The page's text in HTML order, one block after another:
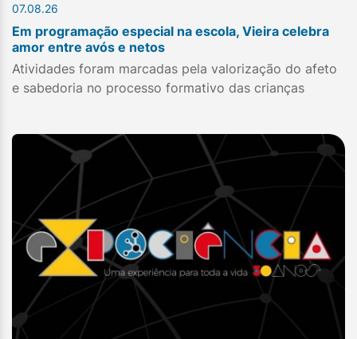
07.08.26
Em programação especial na escola, Vieira celebra
amor entre avós e netos
Atividades foram marcadas pela valorização do afeto
e sabedoria no processo formativo das crianças